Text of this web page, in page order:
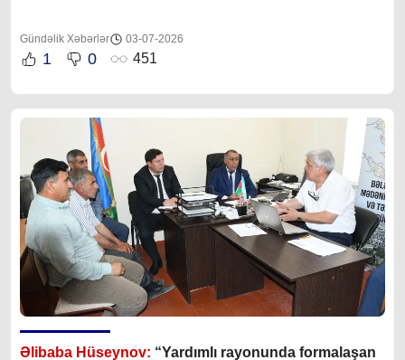
Gündəlik Xəbərlər 03-07-2026
1 0 451
Əlibaba Hüseynov: “Yardımlı rayonunda formalaşan